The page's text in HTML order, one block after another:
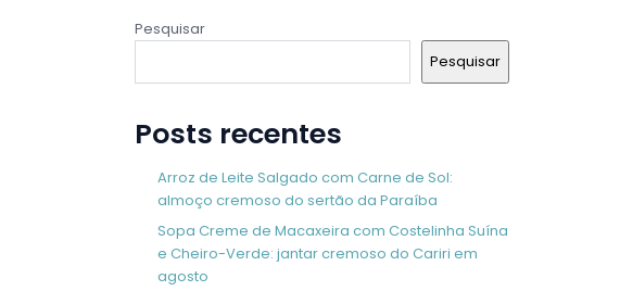
Pesquisar
Pesquisar
Posts recentes
Arroz de Leite Salgado com Carne de Sol:
almoço cremoso do sertão da Paraíba
Sopa Creme de Macaxeira com Costelinha Suína
e Cheiro-Verde: jantar cremoso do Cariri em
agosto